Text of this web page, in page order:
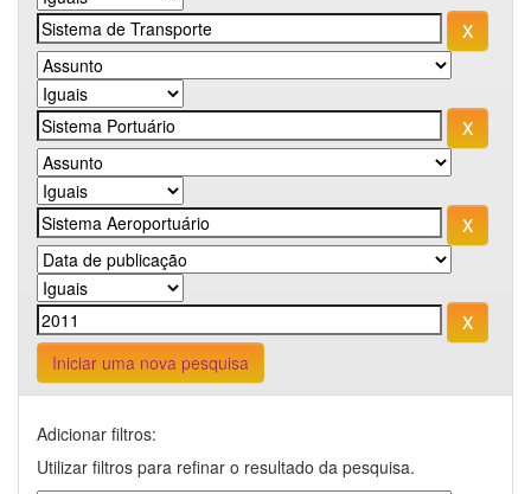
Iniciar uma nova pesquisa
Adicionar filtros:
Utilizar filtros para refinar o resultado da pesquisa.